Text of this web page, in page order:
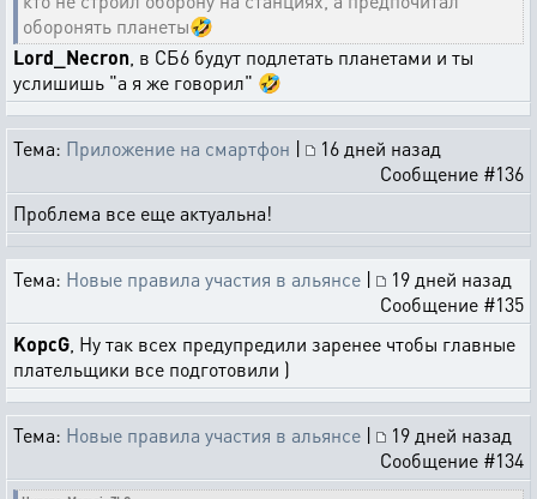
оборонять планеты🤣
Lord_Necron , в СБ6 будут подлетать планетами и ты
услишишь "а я же говорил" 🤣
Тема: Приложение на смартфон |
16 дней назад
Сообщение #136
Проблема все еще актуальна!
Тема: Новые правила участия в альянсе |
19 дней назад
Сообщение #135
KopcG , Ну так всех предупредили заренее чтобы главные
плательщики все подготовили )
Тема: Новые правила участия в альянсе |
19 дней назад
Сообщение #134